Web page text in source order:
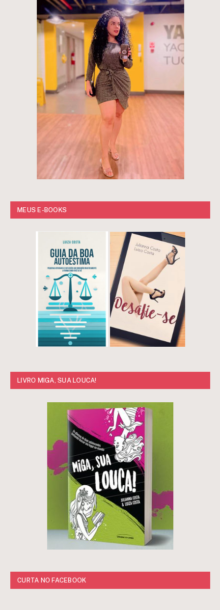
MEUS E-BOOKS
LIVRO MIGA, SUA LOUCA!
CURTA NO FACEBOOK